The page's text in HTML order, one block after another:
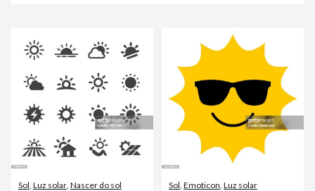
Sol Luz solar Nascer do sol Sol Emoticon Luz solar